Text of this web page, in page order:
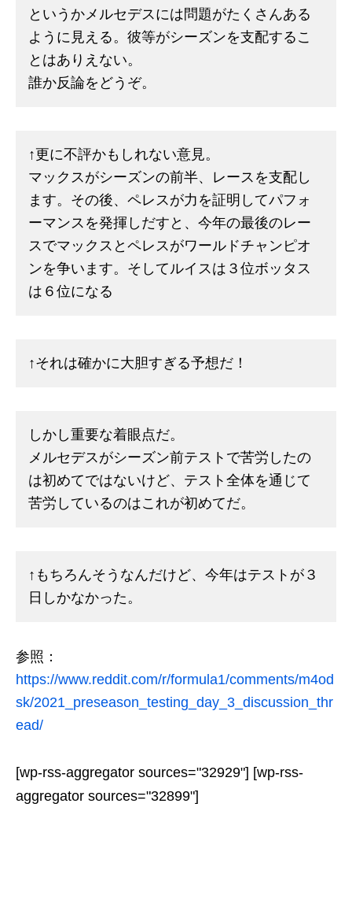
というかメルセデスには問題がたくさんある
ように見える。彼等がシーズンを支配するこ
とはありえない。
誰か反論をどうぞ。
↑更に不評かもしれない意見。
マックスがシーズンの前半、レースを支配し
ます。その後、ペレスが力を証明してパフォ
ーマンスを発揮しだすと、今年の最後のレー
スでマックスとペレスがワールドチャンピオ
ンを争います。そしてルイスは３位ボッタス
は６位になる
↑それは確かに大胆すぎる予想だ！
しかし重要な着眼点だ。
メルセデスがシーズン前テストで苦労したの
は初めてではないけど、テスト全体を通じて
苦労しているのはこれが初めてだ。
↑もちろんそうなんだけど、今年はテストが３
日しかなかった。
参照：
https://www.reddit.com/r/formula1/comments/m4od
sk/2021_preseason_testing_day_3_discussion_thr
ead/
[wp-rss-aggregator sources="32929"] [wp-rss-
aggregator sources="32899"]